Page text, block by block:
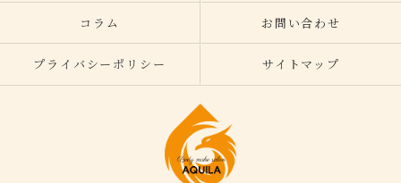
コラム お問い合わせ
プライバシーポリシー サイトマップ